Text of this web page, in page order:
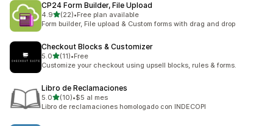
CP24 Form Builder, File Upload
4.9เต็ม 5 ดาว
(22)
ทั้งหมด 22 รีวิว
•Free plan available
Form builder, File upload & Custom forms with drag and drop
Checkout Blocks & Customizer
5.0เต็ม 5 ดาว
(11)
ทั้งหมด 11 รีวิว
•Free
Customize your checkout using upsell blocks, rules & forms.
Libro de Reclamaciones
5.0เต็ม 5 ดาว
(10)
ทั้งหมด 10 รีวิว
•$5 al mes
Libro de reclamaciones homologado con INDECOPI